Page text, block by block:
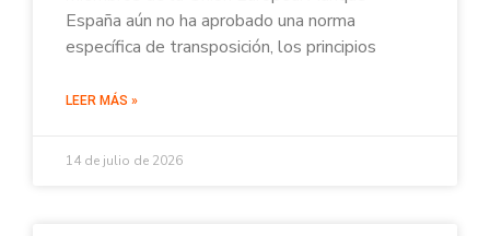
España aún no ha aprobado una norma
específica de transposición, los principios
LEER MÁS »
14 de julio de 2026